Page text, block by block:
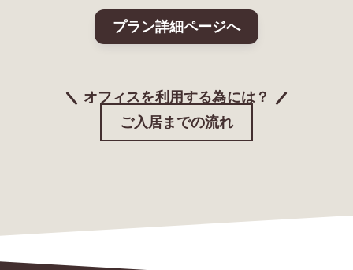
プラン詳細ページへ
オフィスを利用する為には？
ご入居までの流れ